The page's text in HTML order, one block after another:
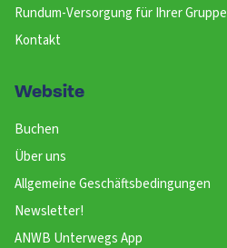
Rundum-Versorgung für Ihrer Gruppe
Kontakt
Website
Buchen
Über uns
Allgemeine Geschäftsbedingungen
Newsletter!
ANWB Unterwegs App